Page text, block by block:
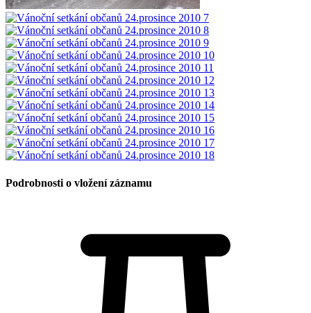
Podrobnosti o vložení záznamu